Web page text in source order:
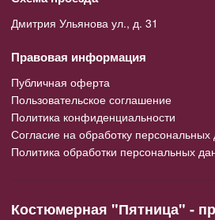
Дмитрия Ульянова ул., д. 31
Правовая информация
Публичная оферта
Пользовательское соглашение
Политика конфиденциальности
Согласие на обработку
Политика обработки персональных
Костюмерная "Пятница" -